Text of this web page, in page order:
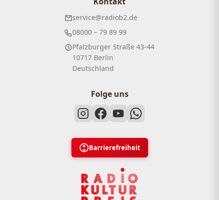
service@radiob2.de
08000 – 79 89 99
Pfalzburger Straße 43-44
10717 Berlin
Deutschland
Folge uns
Barrierefreiheit